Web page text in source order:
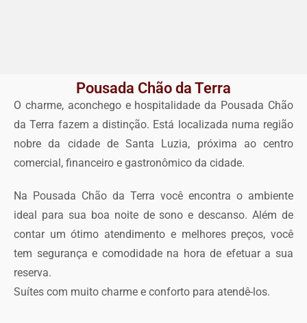
Pousada Chão da Terra
O charme, aconchego e hospitalidade da Pousada Chão
da Terra fazem a distinção. Está localizada numa região
nobre da cidade de Santa Luzia, próxima ao centro
comercial, financeiro e gastronômico da cidade.
Na Pousada Chão da Terra você encontra o ambiente
ideal para sua boa noite de sono e descanso. Além de
contar um ótimo atendimento e melhores preços, você
tem segurança e comodidade na hora de efetuar a sua
reserva.
Suítes com muito charme e conforto para atendê-los.